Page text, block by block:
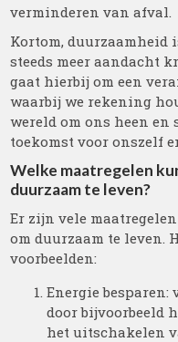
verminderen van afval.
Kortom, duurzaamheid
steeds meer aandacht
gaat hierbij om een
waarbij we rekening
wereld om ons heen en
toekomst voor onszelf
Welke maatregelen
duurzaam te leven?
Er zijn vele
om duurzaam te leven.
voorbeelden:
Energie
door bijvoorbeeld
het uitschakelen